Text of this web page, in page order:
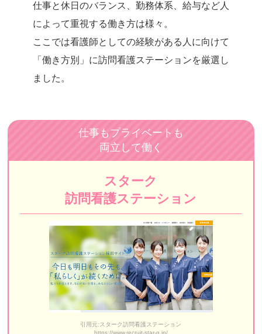
あすなろ訪問看護ステーション 上石神井ステーション
さくら訪問看護リハビリステーション
訪問看護ステーションはな中野 新宿支店
ホームナースステーションin芝公園
訪問看護ステーション鈴（円グループ）
プレモ訪問看護リハビリステーション
CAREGATE（ケアゲート）
LCC訪問看護ステーション
野いちご訪問看護ステーション
新宿ヒロクリニック訪問看護ステーション
訪問看護ステーション ダイジョブ
仕事と休日のバランス、勤務体系、給与など人
によって重視する働き方は様々。
ここでは看護師としての経験がある人に向けて
「働き方別」に訪問看護ステーションを厳選 し
ました。
仕事もプライベートも
両立して働く
スターク
訪問看護ステーション
引用元:スターク訪問看護ステーション
https://www.recruit-star-q.jp/